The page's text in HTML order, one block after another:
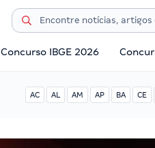
Concurso IBGE 2026
AC AL AM AP BA CE